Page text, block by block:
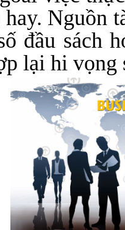
Nguồn
đầu sách
lại hi vọng